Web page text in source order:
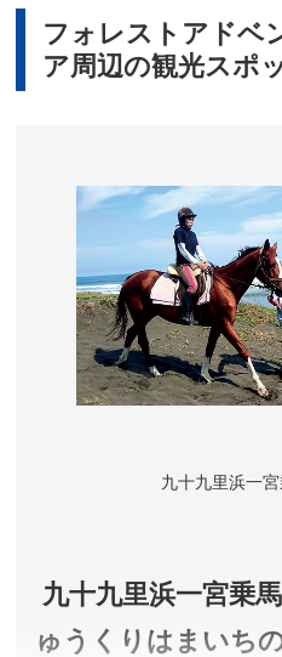
フォレストアドベ
ア周辺の観光スポ
九十九里浜一
九十九里浜一宮乗
ゅうくりはまいち